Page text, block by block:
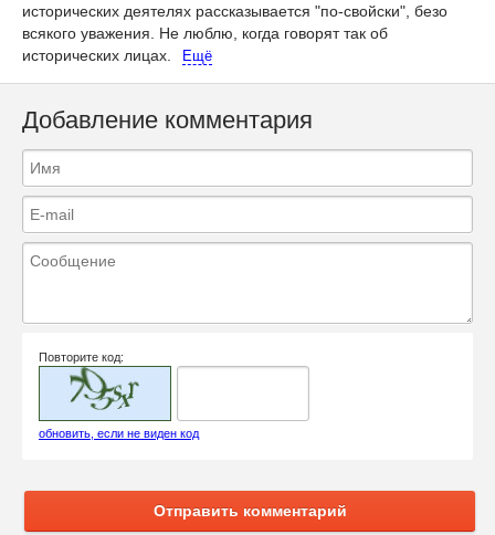
исторических деятелях рассказывается "по-свойски", безо
всякого уважения. Не люблю, когда говорят так об
исторических лицах.
Ещё
Добавление комментария
Повторите код:
обновить, если не виден код
Отправить комментарий